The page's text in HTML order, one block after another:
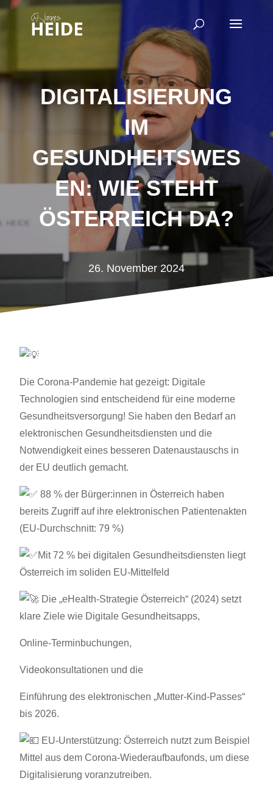
DIGITALISIERUNG
IM
GESUNDHEITSWES
EN: WIE STEHT
ÖSTERREICH DA?
26. November 2024
Die Corona-Pandemie hat gezeigt: Digitale
Technologien sind entscheidend für eine moderne
Gesundheitsversorgung! Sie haben den Bedarf an
elektronischen Gesundheitsdiensten und die
Notwendigkeit eines besseren Datenaustauschs in
der EU deutlich gemacht.
88 % der Bürger:innen in Österreich haben
bereits Zugriff auf ihre elektronischen Patientenakten
(EU-Durchschnitt: 79 %)
Mit 72 % bei digitalen Gesundheitsdiensten liegt
Österreich im soliden EU-Mittelfeld
Die „eHealth-Strategie Österreich“ (2024) setzt
klare Ziele wie Digitale Gesundheitsapps,
Online-Terminbuchungen,
Videokonsultationen und die
Einführung des elektronischen „Mutter-Kind-Passes“
bis 2026.
EU-Unterstützung: Österreich nutzt zum Beispiel
Mittel aus dem Corona-Wiederaufbaufonds, um diese
Digitalisierung voranzutreiben.